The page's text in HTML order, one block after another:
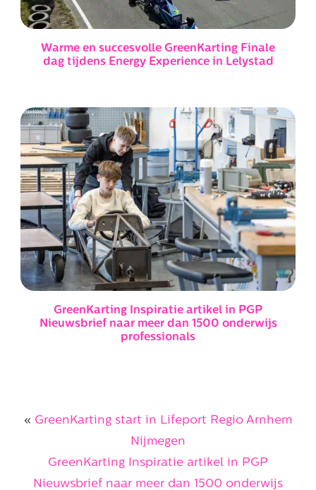
Warme en succesvolle GreenKarting Finale
dag tijdens Energy Experience in Lelystad
GreenKarting Inspiratie artikel in PGP
Nieuwsbrief naar meer dan 1500 onderwijs
professionals
« GreenKarting start in Lifeport Regio Arnhem
Nijmegen
GreenKarting Inspiratie artikel in PGP
Nieuwsbrief naar meer dan 1500 onderwijs